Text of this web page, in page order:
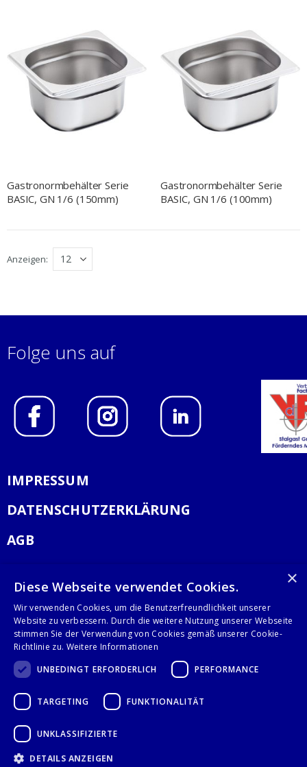
Gastronormbehälter Serie
BASIC, GN 1/6 (150mm)
Gastronormbehälter Serie
BASIC, GN 1/6 (100mm)
Anzeigen
Folge uns auf
IMPRESSUM
DATENSCHUTZERKLÄRUNG
AGB
Stalgast GmbH
Mary-Somerville-Str.6
28359 Bremen
info@stalgast.de
+49 421 408844-0
×
Diese Webseite verwendet Cookies.
Wir verwenden Cookies, um die Benutzerfreundlichkeit unserer
Website zu verbessern. Durch die weitere Nutzung unserer Webseite
stimmen Sie der Verwendung von Cookies gemäß unserer Cookie-
Richtlinie zu. Weitere Informationen
UNBEDINGT ERFORDERLICH
PERFORMANCE
TARGETING FUNKTIONALITÄT
UNKLASSIFIZIERTE
DETAILS ANZEIGEN